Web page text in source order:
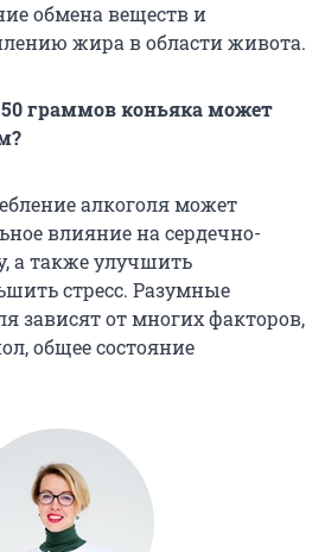
обмена веществ и
жира в области живота.
граммов коньяка может
алкоголя может
влияние на сердечно-
а также улучшить
стресс. Разумные
зависят от многих факторов,
общее состояние